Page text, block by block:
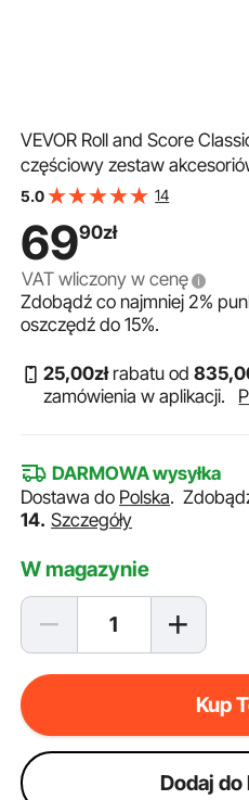
VEVOR Roll and Score
częściowy zestaw
akcesorium do gry w
5.0 14
6990zł
VAT wliczony w cenę
Zdobądź co najmniej2%
oszczędź do15%.
25,00złrabatu od835
zamówienia w aplikacji.
DARMOWA wysyłka
Dostawa do Polska.
14. Szczegóły
W magazynie
Kup
Dodaj